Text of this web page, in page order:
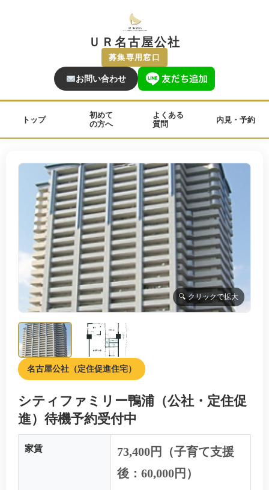
ＵＲ名古屋公社
募集専用窓口
お問い合わせ
トップ
初めて
の方へ
よくある
質問
内見・予約
名古屋公社（定住促進住宅）
シティファミリー鴨浦（公社・定住促
進）待機予約受付中
家賃
73,400円（子育て支援
後：60,000円）